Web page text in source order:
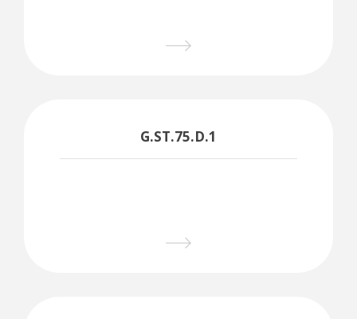
G.ST.75.D.1